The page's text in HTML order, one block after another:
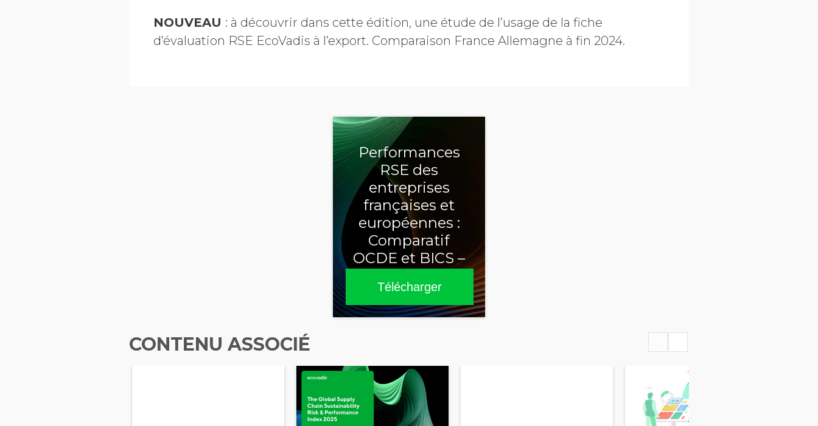
NOUVEAU : à découvrir dans cette édition, une étude de l’usage de la fiche
d’évaluation RSE EcoVadis à l’export. Comparaison France Allemagne à fin 2024.
Performances
RSE des
entreprises
françaises et
européennes :
Comparatif
OCDE et BICS –
2025
Télécharger
CONTENU ASSOCIÉ